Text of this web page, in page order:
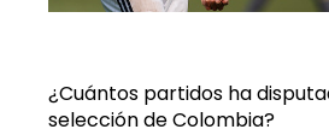
¿Cuántos partidos ha
selección de Colombia?